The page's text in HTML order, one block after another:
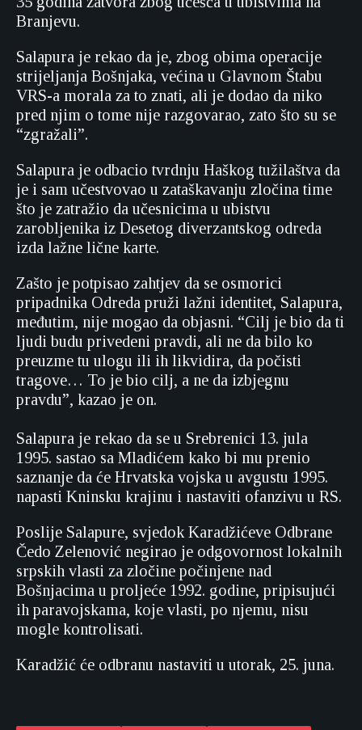
Branjevu.
Salapura je rekao da je, zbog obima operacije
strijeljanja Bošnjaka, većina u Glavnom Štabu
VRS-a morala za to znati, ali je dodao da niko
pred njim o tome nije razgovarao, zato što su se
“zgražali”.
Salapura je odbacio tvrdnju Haškog tužilaštva da
je i sam učestvovao u zataškavanju zločina time
što je zatražio da učesnicima u ubistvu
zarobljenika iz Desetog diverzantskog odreda
izda lažne lične karte.
Zašto je potpisao zahtjev da se osmorici
pripadnika Odreda pruži lažni identitet, Salapura,
međutim, nije mogao da objasni. “Cilj je bio da ti
ljudi budu privedeni pravdi, ali ne da bilo ko
preuzme tu ulogu ili ih likvidira, da počisti
tragove… To je bio cilj, a ne da izbjegnu
pravdu”, kazao je on.
Salapura je rekao da se u Srebrenici 13. jula
1995. sastao sa Mladićem kako bi mu prenio
saznanje da će Hrvatska vojska u avgustu 1995.
napasti Kninsku krajinu i nastaviti ofanzivu u RS.
Poslije Salapure, svjedok Karadžićeve Odbrane
Čedo Zelenović negirao je odgovornost lokalnih
srpskih vlasti za zločine počinjene nad
Bošnjacima u proljeće 1992. godine, pripisujući
ih paravojskama, koje vlasti, po njemu, nisu
mogle kontrolisati.
Karadžić će odbranu nastaviti u utorak, 25. juna.